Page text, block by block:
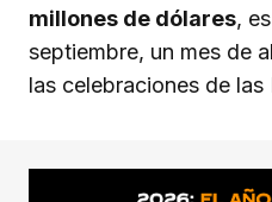
millones de dólares,
septiembre, un mes de
las celebraciones de las